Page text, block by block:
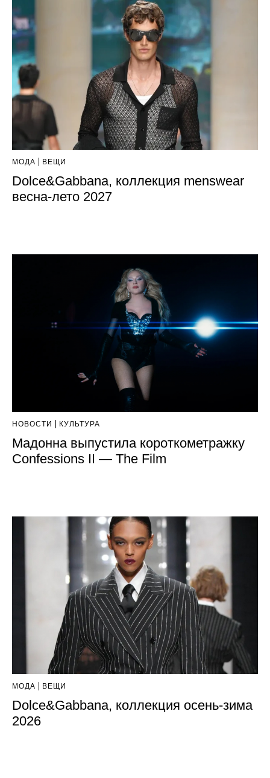
МОДА ВЕЩИ
Dolce&Gabbana, коллекция menswear
весна-лето 2027
НОВОСТИ КУЛЬТУРА
Мадонна выпустила короткометражку
Confessions II — The Film
МОДА ВЕЩИ
Dolce&Gabbana, коллекция осень-зима
2026